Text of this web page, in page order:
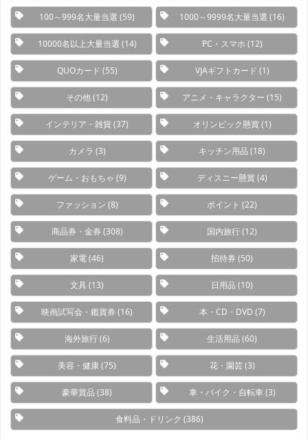
100～999名大量当選 (59) 1000～9999名大量当選 (16)
10000名以上大量当選 (14) PC・スマホ (12)
QUOカード (55) VJAギフトカード (1)
その他(12) アニメ・キャラクター (15)
インテリア・雑貨(37) オリンピック懸賞(1)
カメラ (3) キッチン用品 (18)
ゲーム・おもちゃ (9) ディスニー懸賞(4)
ファッション (8) ポイント (22)
商品券・金券 (308) 国内旅行(12)
家電(46) 招待券 (50)
文具 (13) 日用品 (10)
映画試写会・鑑賞券 (16) 本・CD・DVD (7)
海外旅行(6) 生活用品 (60)
美容・健康(75) 花・園芸(3)
豪華賞品 (38) 車・バイク・自転車(3)
食料品・ドリンク (386)